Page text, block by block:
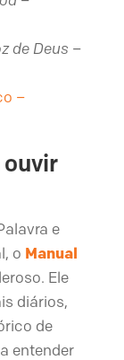
de Deus –
–
e
o Manual
Ele
diários,
de
entender